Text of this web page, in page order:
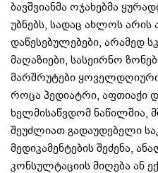
ბავშვიანმა ოჯახებმა
უბნებს, სადაც ახლოს
დაწესებულებები, არამედ
მაღაზიები, სასეირნო
მარშრუტები
როცა პედიატრი, აფთიაქი
ხელმისაწვდომ ნაწილშია,
შეუძლიათ გადაუდებელი
მედიკამენტების შეძენა,
კონსულტაციის მიღება ან